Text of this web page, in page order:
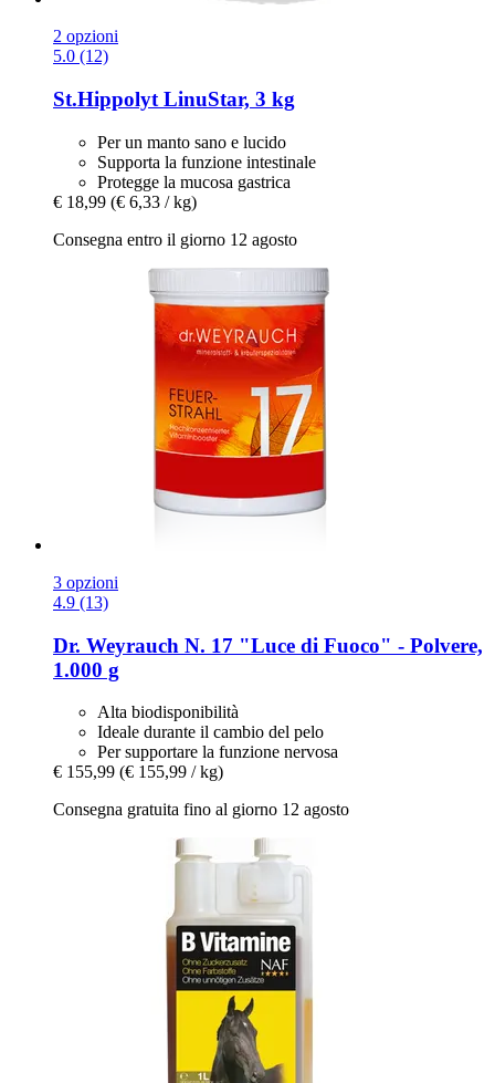
2 opzioni
5.0 (12)
St.Hippolyt LinuStar, 3 kg
Per un manto sano e lucido
Supporta la funzione intestinale
Protegge la mucosa gastrica
€ 18,99 (€ 6,33 / kg)
Consegna entro il giorno 12 agosto
3 opzioni
4.9 (13)
Dr. Weyrauch N. 17 "Luce di Fuoco" -​ Polvere,
1.000 g
Alta biodisponibilità
Ideale durante il cambio del pelo
Per supportare la funzione nervosa
€ 155,99 (€ 155,99 / kg)
Consegna gratuita fino al giorno 12 agosto